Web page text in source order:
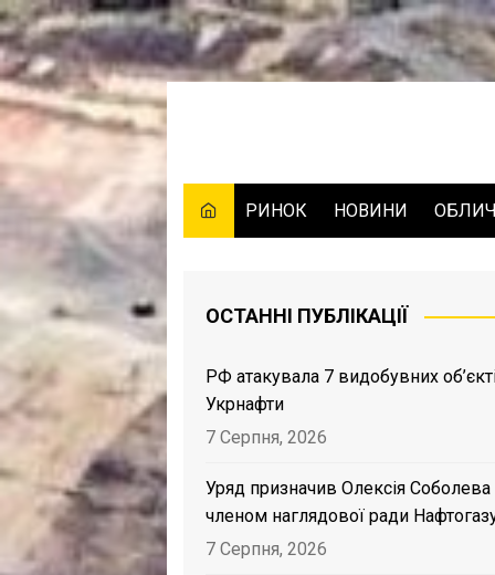
Skip
to
РИНОК НОВИНИ
ОСТАННІ ПУБЛІКАЦІЇ
РФ атакувала 7 видобувних
Укрнафти
7 Серпня, 2026
Уряд призначив Олексія Соболева
членом наглядової ради
7 Серпня, 2026